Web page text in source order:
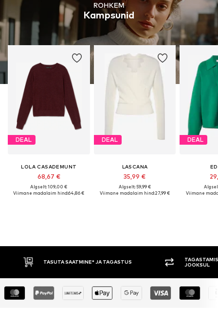
ROHKEM
Kampsunid
DEAL
LOLA CASADEMUNT
68,67 €
Algselt: 109,00 €
Viimane madalaim hind:64,86 €
DEAL
LASCANA
35,99 €
Algselt: 59,99 €
Viimane madalaim hind:27,99 €
DEAL
Viimane
TAGASTAMISE ÕIGUS 30 PÄEVA
JOOKSUL
TASUMINE